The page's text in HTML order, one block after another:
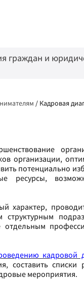
граждан и
/ Кадровая
организации,
потенциально
ресурсы,
характер,
кадровой
составить
мероприятия.